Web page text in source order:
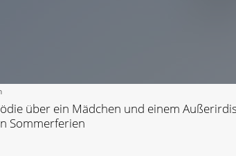
über ein Mädchen und einem
Sommerferien